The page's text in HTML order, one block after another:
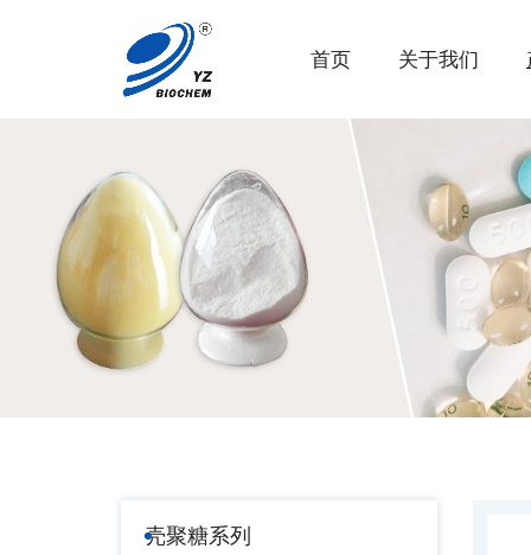
首页 关于我们
壳聚糖系列